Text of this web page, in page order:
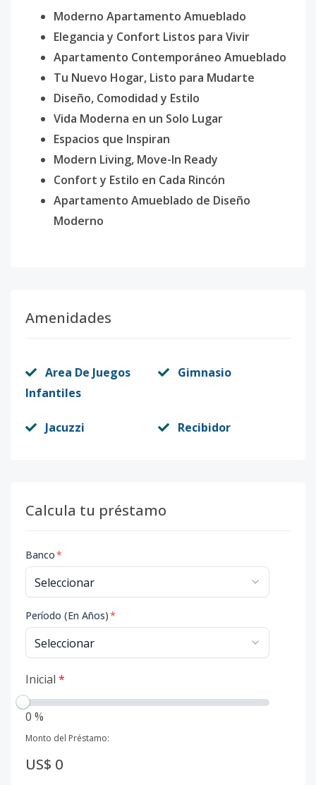
Moderno Apartamento Amueblado
Elegancia y Confort Listos para Vivir
Apartamento Contemporáneo Amueblado
Tu Nuevo Hogar, Listo para Mudarte
Diseño, Comodidad y Estilo
Vida Moderna en un Solo Lugar
Espacios que Inspiran
Modern Living, Move-In Ready
Confort y Estilo en Cada Rincón
Apartamento Amueblado de Diseño
Moderno
Amenidades
Area De Juegos
Infantiles
Gimnasio
Jacuzzi Recibidor
Calcula tu préstamo
Banco*
Período (En Años)*
Inicial *
0 %
Monto del Préstamo:
US$ 0